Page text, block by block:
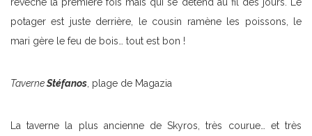
potager est juste derrière, le cousin ramène les poissons, le
mari gère le feu de bois… tout est bon !
TaverneStéfanos , plage de Magazia
La taverne la plus ancienne de Skyros, très courue… et très